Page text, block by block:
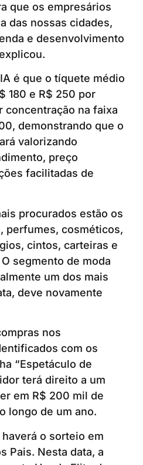
que os empresários
das nossas cidades,
e desenvolvimento
é que o tíquete médio
180 e R$ 250 por
concentração na faixa
demonstrando que o
valorizando
preço
facilitadas de
procurados estão os
perfumes, cosméticos,
cintos, carteiras e
segmento de moda
um dos mais
deve novamente
nos
com os
“Espetáculo de
terá direito a um
em R$ 200 mil de
longo de um ano.
o sorteio em
Pais. Nesta data, a